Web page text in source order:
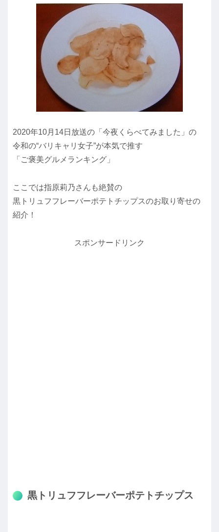
2020年10月14日放送の「今夜くらべてみました」の
令和の“バリキャリ女子”が本気で推す
「ご褒美グルメランキング」
ここでは指原莉乃さんも絶賛の
黒トリュフフレーバーポテトチップスのお取り寄せの
紹介！
スポンサードリンク
黒トリュフフレーバーポテトチップス